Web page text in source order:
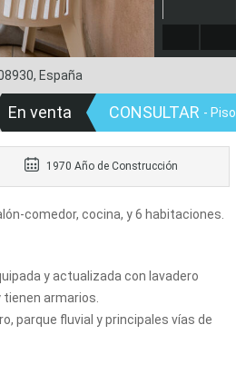
España
En venta CONSULTAR - Piso
1970 Año de Construcción
comedor, cocina, y 6 habitaciones.
y actualizada con lavadero
armarios.
parque fluvial y principales vías de